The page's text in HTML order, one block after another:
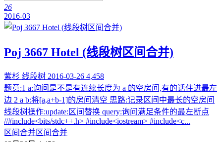
26
2016-03
Poj 3667 Hotel (线段树区间合并)
紫杉 线段树 2016-03-26 4,458
题意:1 a:询问是不是有连续长度为 a 的空房间,有的话住进最左
边 2 a b:将[a,a+b-1]的房间清空 思路:记录区间中最长的空房间
线段树操作:update:区间替换 query:询问满足条件的最左断点
//#include<bits/stdc++.h> #include<iostream> #include<c...
区间合并区间合并